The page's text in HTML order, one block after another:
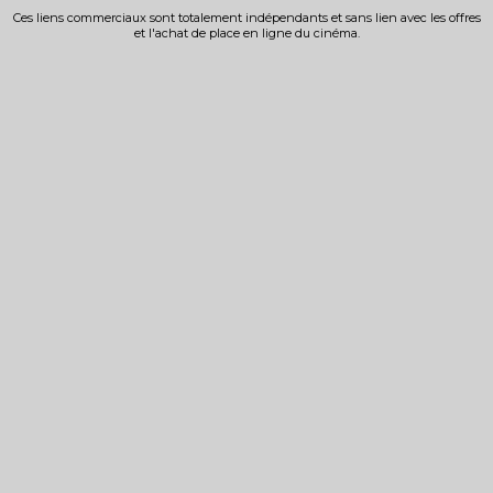
Ces liens commerciaux sont totalement indépendants et sans lien avec les offres
et l'achat de place en ligne du cinéma.